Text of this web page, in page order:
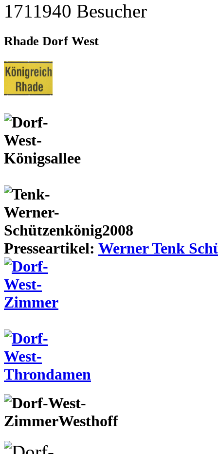
1711940 Besucher
Rhade Dorf West
Presseartikel: Werner Tenk